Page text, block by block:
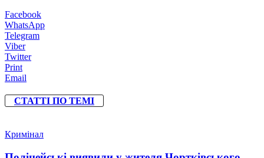
Facebook
WhatsApp
Telegram
Viber
Twitter
Print
Email
СТАТТІ ПО ТЕМІ
Кримінал